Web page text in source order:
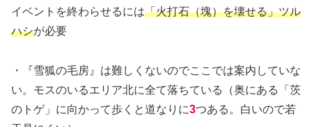
イベントを終わらせるには「火打石（塊）を壊せる」ツル
ハシが必要
・『雪狐の毛房』は難しくないのでここでは案内していな
い。モスのいるエリア北に全て落ちている（奥にある「茨
のトゲ」に向かって歩くと道なりに3つある。白いので若